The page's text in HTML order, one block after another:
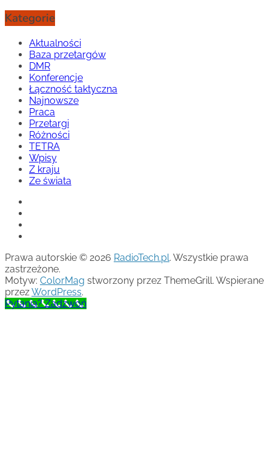
Kategorie
Aktualności
Baza przetargów
DMR
Konferencje
Łączność taktyczna
Najnowsze
Praca
Przetargi
Różności
TETRA
Wpisy
Z kraju
Ze świata
Prawa autorskie © 2026 RadioTech.pl. Wszystkie prawa
zastrzeżone.
Motyw: ColorMag stworzony przez ThemeGrill. Wspierane
przezWordPress.
Pytania? Zadzwoń